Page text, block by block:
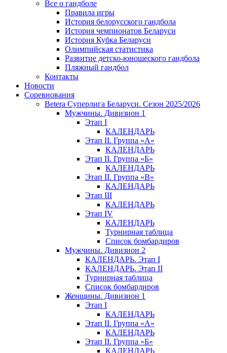
Все о гандболе
Правила игры
История белорусского гандбола
История чемпионатов Беларуси
История Кубка Беларуси
Олимпийская статистика
Развитие детско-юношеского гандбола
Пляжный гандбол
Контакты
Новости
Соревнования
Betera Суперлига Беларуси. Сезон 2025/2026
Мужчины. Дивизион 1
Этап I
КАЛЕНДАРЬ
Этап II. Группа «А»
КАЛЕНДАРЬ
Этап II. Группа «Б»
КАЛЕНДАРЬ
Этап II. Группа «В»
КАЛЕНДАРЬ
Этап III
КАЛЕНДАРЬ
Этап IV
КАЛЕНДАРЬ
Турнирная таблица
Список бомбардиров
Мужчины. Дивизион 2
КАЛЕНДАРЬ. Этап I
КАЛЕНДАРЬ. Этап II
Турнирная таблица
Список бомбардиров
Женщины. Дивизион 1
Этап I
КАЛЕНДАРЬ
Этап II. Группа «А»
КАЛЕНДАРЬ
Этап II. Группа «Б»
КАЛЕНДАРЬ